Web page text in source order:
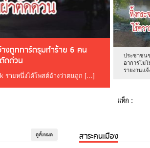
งถูกการ์ดรุมทำร้าย 6 คน
ดด่วน
รายหนึ่งได้โพสต์อ้างว่าตนถูก […]
ประชาชน
อาการโม
รายงานแ
แท็ก :
ดูทั้งหมด สาระคนเมือง